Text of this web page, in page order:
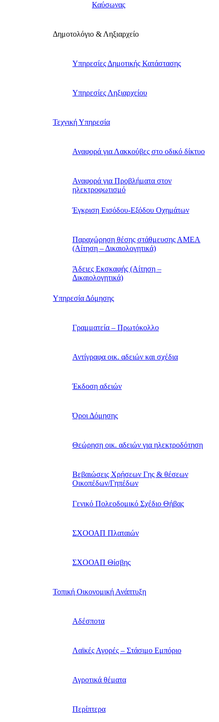
Καύσωνας
Δημοτολόγιο & Ληξιαρχείο
Υπηρεσίες Δημοτικής Κατάστασης
Υπηρεσίες Ληξιαρχείου
Τεχνική Υπηρεσία
Αναφορά για Λακκούβες στο οδικό δίκτυο
Αναφορά για Προβλήματα στον
ηλεκτροφωτισμό
Έγκριση Εισόδου-Εξόδου Οχημάτων
Παραχώρηση θέσης στάθμευσης ΑΜΕΑ
(Αίτηση – Δικαιολογητικά)
Άδειες Εκσκαφής (Αίτηση –
Δικαιολογητικά)
Υπηρεσία Δόμησης
Γραμματεία – Πρωτόκολλο
Αντίγραφα οικ. αδειών και σχέδια
Έκδοση αδειών
Όροι Δόμησης
Θεώρηση οικ. αδειών για ηλεκτροδότηση
Βεβαιώσεις Χρήσεων Γης & θέσεων
Οικοπέδων/Γηπέδων
Γενικό Πολεοδομικό Σχέδιο Θήβας
ΣΧΟΟΑΠ Πλαταιών
ΣΧΟΟΑΠ Θίσβης
Τοπική Οικονομική Ανάπτυξη
Αδέσποτα
Λαϊκές Αγορές – Στάσιμο Εμπόριο
Αγροτικά θέματα
Περίπτερα